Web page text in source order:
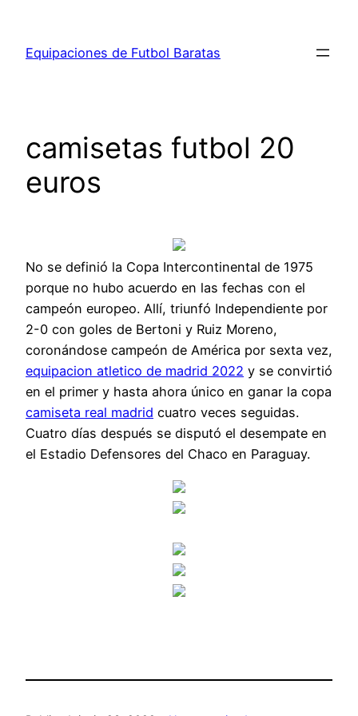
contenido
Equipaciones de Futbol Baratas
camisetas futbol 20
euros
No se definió la Copa Intercontinental de 1975
porque no hubo acuerdo en las fechas con el
campeón europeo. Allí, triunfó Independiente por
2-0 con goles de Bertoni y Ruiz Moreno,
coronándose campeón de América por sexta vez,
equipacion atletico de madrid 2022 y se convirtió
en el primer y hasta ahora único en ganar la copa
camiseta real madrid cuatro veces seguidas.
Cuatro días después se disputó el desempate en
el Estadio Defensores del Chaco en Paraguay.